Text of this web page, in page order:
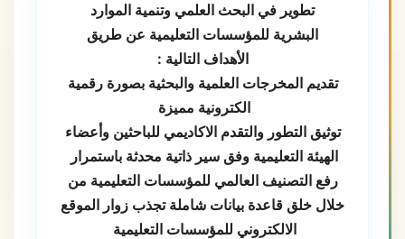
تطوير في البحث العلمي وتنمية الموارد
البشرية للمؤسسات التعليمية عن طريق
الأهداف التالية :
تقديم المخرجات العلمية والبحثية بصورة رقمية
الكترونية مميزة
توثيق التطور والتقدم الاكاديمي للباحثين وأعضاء
الهيئة التعليمية وفق سير ذاتية محدثة باستمرار
رفع التصنيف العالمي للمؤسسات التعليمية من
خلال خلق قاعدة بيانات شاملة تجذب زوار الموقع
الالكتروني للمؤسسات التعليمية